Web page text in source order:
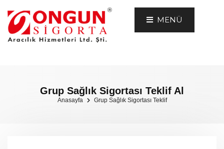
MENÜ
Grup Sağlık Sigortası Teklif Al
Anasayfa Grup Sağlık Sigortası Teklif